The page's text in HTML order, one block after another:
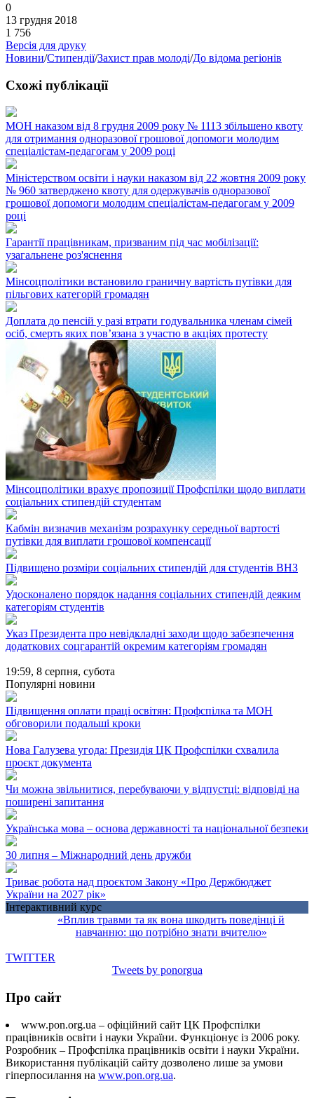
0
13 грудня 2018
1 756
Версія для друку
Новини/Стипендії/Захист прав молоді/До відома регіонів
Схожі публікації
МОН наказом від 8 грудня 2009 року № 1113 збільшено квоту
для отримання одноразової грошової допомоги молодим
спеціалістам-педагогам у 2009 році
Міністерством освіти і науки наказом від 22 жовтня 2009 року
№ 960 затверджено квоту для одержувачів одноразової
грошової допомоги молодим спеціалістам-педагогам у 2009
році
Гарантії працівникам, призваним під час мобілізації:
узагальнене роз'яснення
Мінсоцполітики встановило граничну вартість путівки для
пільгових категорій громадян
Доплата до пенсій у разі втрати годувальника членам сімей
осіб, смерть яких пов’язана з участю в акціях протесту
Мінсоцполітики врахує пропозиції Профспілки щодо виплати
соціальних стипендій студентам
Кабмін визначив механізм розрахунку середньої вартості
путівки для виплати грошової компенсації
Підвищено розміри соціальних стипендій для студентів ВНЗ
Удосконалено порядок надання соціальних стипендій деяким
категоріям студентів
Указ Президента про невідкладні заходи щодо забезпечення
додаткових соцгарантій окремим категоріям громадян
19:59, 8 серпня, субота
Популярні новини
Підвищення оплати праці освітян: Профспілка та МОН
обговорили подальші кроки
Нова Галузева угода: Президія ЦК Профспілки схвалила
проєкт документа
Чи можна звільнитися, перебуваючи у відпустці: відповіді на
поширені запитання
Українська мова – основа державності та національної безпеки
30 липня – Міжнародний день дружби
Триває робота над проєктом Закону «Про Держбюджет
України на 2027 рік»
Інтерактивний курс
«Вплив травми та як вона шкодить поведінці й
навчанню: що потрібно знати вчителю»
TWITTER
Tweets by ponorgua
Про сайт
www.pon.org.ua – офіційний сайт ЦК Профспілки
працівників освіти і науки України. Функціонує із 2006 року.
Розробник – Профспілка працівників освіти і науки України.
Використання публікацій сайту дозволено лише за умови
гіперпосилання на www.pon.org.ua.